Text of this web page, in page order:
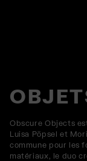
Obscure Objects
Luisa Pöpsel et
commune pour les
matériaux, le duo